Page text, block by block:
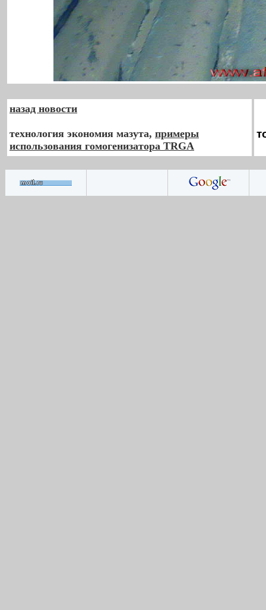
назад новости
технология экономия мазута, примеры
использования гомогенизатора TRGA